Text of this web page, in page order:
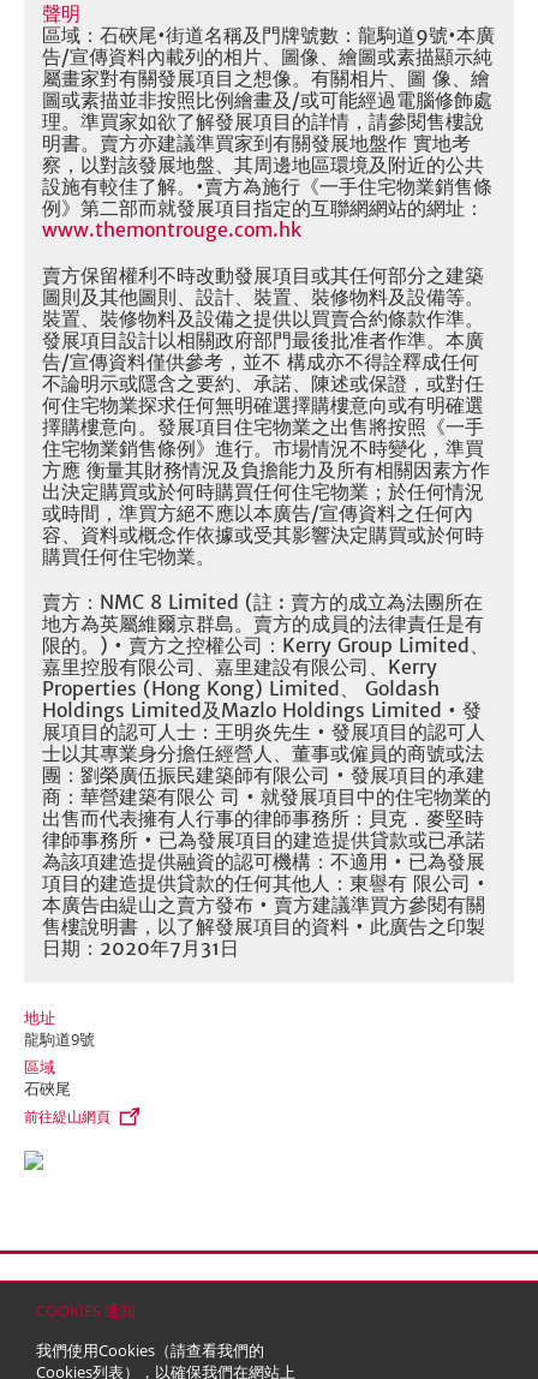
COOKIES 通知
我們使用Cookies（請查看我們的
Cookies列表），以確保我們在網站上
聲明
區域：石硤尾•街道名稱及門牌號數：龍駒道9號•本廣
告/宣傳資料內載列的相片、圖像、繪圖或素描顯示純
屬畫家對有關發展項目之想像。有關相片、圖 像、繪
圖或素描並非按照比例繪畫及/或可能經過電腦修飾處
理。準買家如欲了解發展項目的詳情，請參閱售樓說
明書。賣方亦建議準買家到有關發展地盤作 實地考
察，以對該發展地盤、其周邊地區環境及附近的公共
設施有較佳了解。•賣方為施行《一手住宅物業銷售條
例》第二部而就發展項目指定的互聯網網站的網址：
www.themontrouge.com.hk
賣方保留權利不時改動發展項目或其任何部分之建築
圖則及其他圖則、設計、裝置、裝修物料及設備等。
裝置、裝修物料及設備之提供以買賣合約條款作準。
發展項目設計以相關政府部門最後批准者作準。本廣
告/宣傳資料僅供參考，並不 構成亦不得詮釋成任何
不論明示或隱含之要約、承諾、陳述或保證，或對任
何住宅物業探求任何無明確選擇購樓意向或有明確選
擇購樓意向。發展項目住宅物業之出售將按照《一手
住宅物業銷售條例》進行。市場情況不時變化，準買
方應 衡量其財務情況及負擔能力及所有相關因素方作
出決定購買或於何時購買任何住宅物業；於任何情況
或時間，準買方絕不應以本廣告/宣傳資料之任何內
容、資料或概念作依據或受其影響決定購買或於何時
購買任何住宅物業。
賣方：NMC 8 Limited (註 : 賣方的成立為法團所在
地方為英屬維爾京群島。賣方的成員的法律責任是有
限的。) • 賣方之控權公司：Kerry Group Limited、
嘉里控股有限公司、嘉里建設有限公司、Kerry
Properties (Hong Kong) Limited、 Goldash
Holdings Limited及Mazlo Holdings Limited • 發
展項目的認可人士：王明炎先生 • 發展項目的認可人
士以其專業身分擔任經營人、董事或僱員的商號或法
團：劉榮廣伍振民建築師有限公司 • 發展項目的承建
商：華營建築有限公 司 • 就發展項目中的住宅物業的
出售而代表擁有人行事的律師事務所：貝克．麥堅時
律師事務所 • 已為發展項目的建造提供貸款或已承諾
為該項建造提供融資的認可機構：不適用 • 已為發展
項目的建造提供貸款的任何其他人：東譽有 限公司 •
本廣告由緹山之賣方發布 • 賣方建議準買方參閱有關
售樓說明書，以了解發展項目的資料 • 此廣告之印製
日期：2020年7月31日
地址
龍駒道9號
區域
石硤尾
前往緹山網頁
© 2026 嘉里建設有限公司 (於百慕達註冊成立之有限公司)